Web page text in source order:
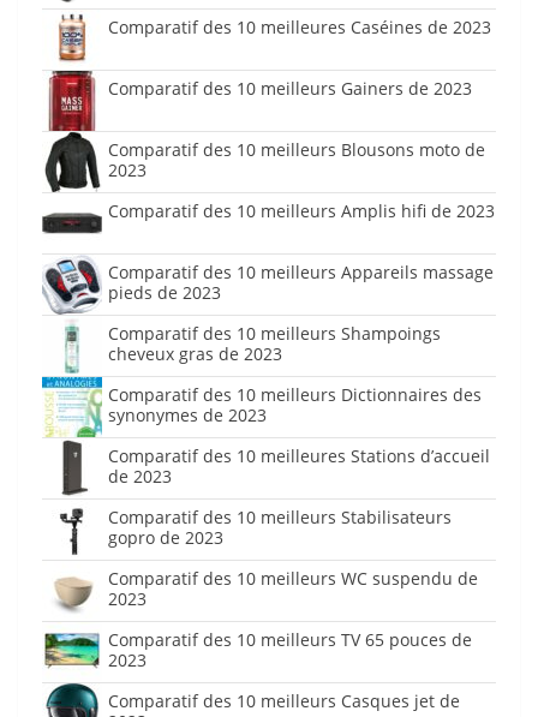
Comparatif des 10 meilleures Caséines de 2023
Comparatif des 10 meilleurs Gainers de 2023
Comparatif des 10 meilleurs Blousons moto de
2023
Comparatif des 10 meilleurs Amplis hifi de 2023
Comparatif des 10 meilleurs Appareils massage
pieds de 2023
Comparatif des 10 meilleurs Shampoings
cheveux gras de 2023
Comparatif des 10 meilleurs Dictionnaires des
synonymes de 2023
Comparatif des 10 meilleures Stations d’accueil
de 2023
Comparatif des 10 meilleurs Stabilisateurs
gopro de 2023
Comparatif des 10 meilleurs WC suspendu de
2023
Comparatif des 10 meilleurs TV 65 pouces de
2023
Comparatif des 10 meilleurs Casques jet de